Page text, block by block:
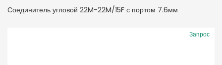
Соединитель угловой 22M-22M/15F с портом 7.6мм
Запрос